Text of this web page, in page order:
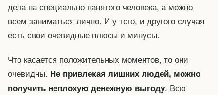
дела на специально нанятого человека, а можно
всем заниматься лично. И у того, и другого случая
есть свои очевидные плюсы и минусы.
Что касается положительных моментов, то они
очевидны. Не привлекая лишних людей, можно
получить неплохую денежную выгоду. Всю